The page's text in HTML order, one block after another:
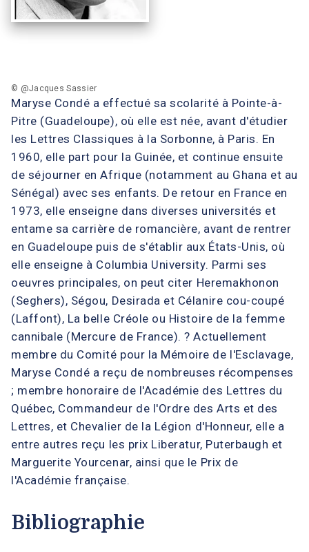
Maryse Condé a effectué sa scolarité à Pointe-à-
Pitre (Guadeloupe), où elle est née, avant d'étudier
les Lettres Classiques à la Sorbonne, à Paris. En
1960, elle part pour la Guinée, et continue ensuite
de séjourner en Afrique (notamment au Ghana et au
Sénégal) avec ses enfants. De retour en France en
1973, elle enseigne dans diverses universités et
entame sa carrière de romancière, avant de rentrer
en Guadeloupe puis de s'établir aux États-Unis, où
elle enseigne à Columbia University. Parmi ses
oeuvres principales, on peut citer Heremakhonon
(Seghers), Ségou, Desirada et Célanire cou-coupé
(Laffont), La belle Créole ou Histoire de la femme
cannibale (Mercure de France). ? Actuellement
membre du Comité pour la Mémoire de l'Esclavage,
Maryse Condé a reçu de nombreuses récompenses
; membre honoraire de l'Académie des Lettres du
Québec, Commandeur de l'Ordre des Arts et des
Lettres, et Chevalier de la Légion d'Honneur, elle a
entre autres reçu les prix Liberatur, Puterbaugh et
Marguerite Yourcenar, ainsi que le Prix de
l'Académie française.
© @Jacques Sassier
Bibliographie